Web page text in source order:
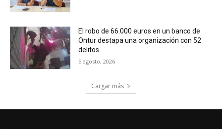
El robo de 66.000 euros en un banco de
Ontur destapa una organización con 52
delitos
5 agosto, 2026
Cargar más